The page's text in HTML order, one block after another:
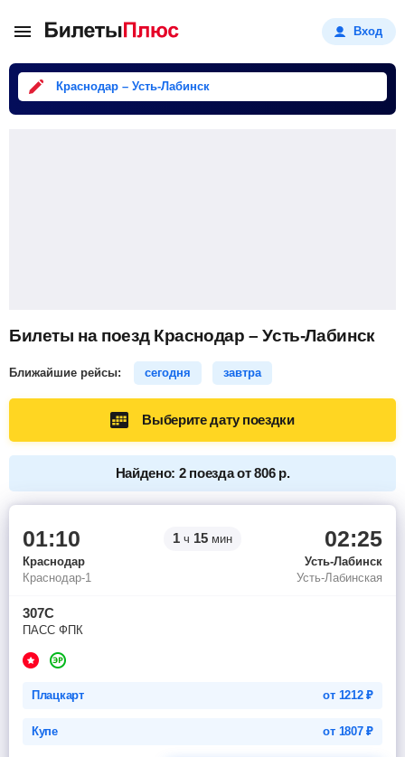
Вход
Краснодар – Усть-Лабинск
Билеты на поезд Краснодар – Усть-Лабинск
Ближайшие рейсы: сегодня завтра
Выберите дату поездки
Найдено: 2 поезда от 806 р.
01:10 1 ч 15 мин 02:25
Краснодар
Усть-Лабинск
Краснодар-1
Усть-Лабинская
307С
ПАСС ФПК
Плацкарт от 1212₽
Купе от 1807₽